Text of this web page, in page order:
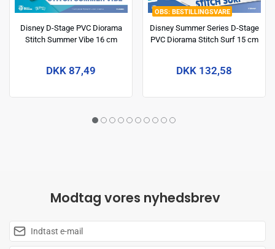
Disney D-Stage PVC Diorama
Stitch Summer Vibe 16 cm
DKK 87,49
BESTILLINGSVARE
Disney Summer Series D-Stage
PVC Diorama Stitch Surf 15 cm
DKK 132,58
Modtag vores nyhedsbrev